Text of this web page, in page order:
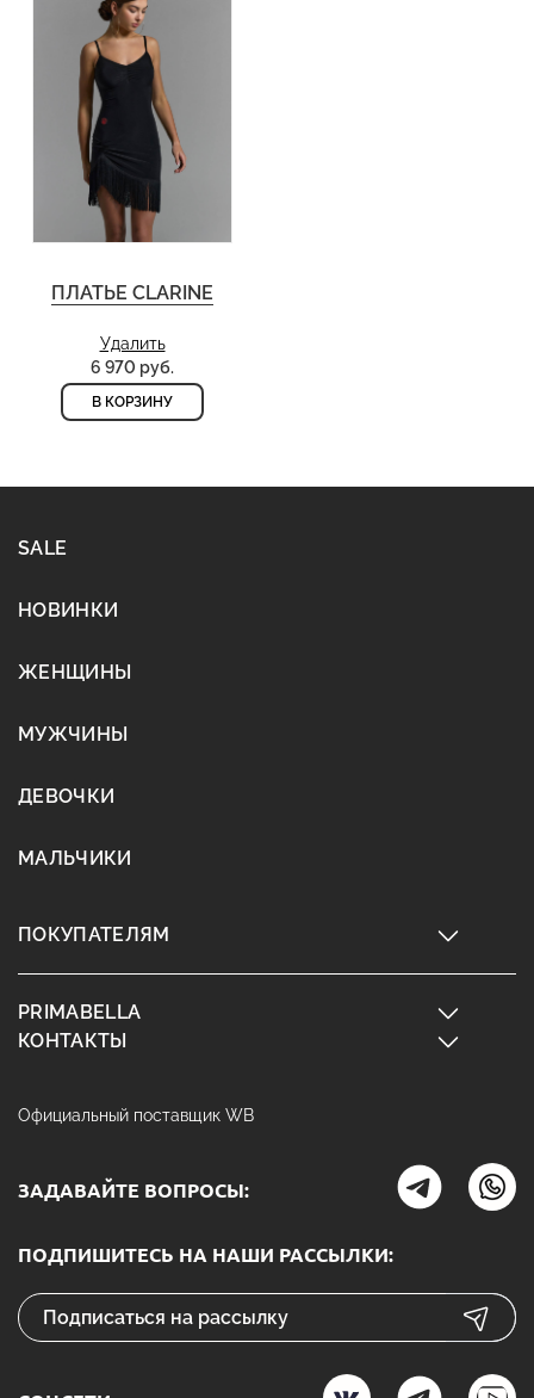
ПЛАТЬЕ CLARINE
Удалить
6 970 руб.
В КОРЗИНУ
SALE
НОВИНКИ
ЖЕНЩИНЫ
МУЖЧИНЫ
ДЕВОЧКИ
МАЛЬЧИКИ
ПОКУПАТЕЛЯМ
PRIMABELLA
КОНТАКТЫ
Официальный поставщик WB
ЗАДАВАЙТЕ ВОПРОСЫ:
ПОДПИШИТЕСЬ НА НАШИ РАССЫЛКИ: